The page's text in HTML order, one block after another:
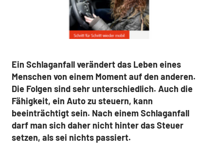
Ein Schlaganfall verändert das Leben eines
Menschen von einem Moment auf den anderen.
Die Folgen sind sehr unterschiedlich. Auch die
Fähigkeit, ein Auto zu steuern, kann
beeinträchtigt sein. Nach einem Schlaganfall
darf man sich daher nicht hinter das Steuer
setzen, als sei nichts passiert.